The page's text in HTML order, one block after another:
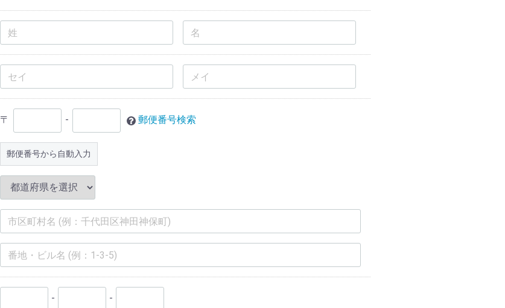
〒 - 郵便番号検索
郵便番号から自動入力
- -